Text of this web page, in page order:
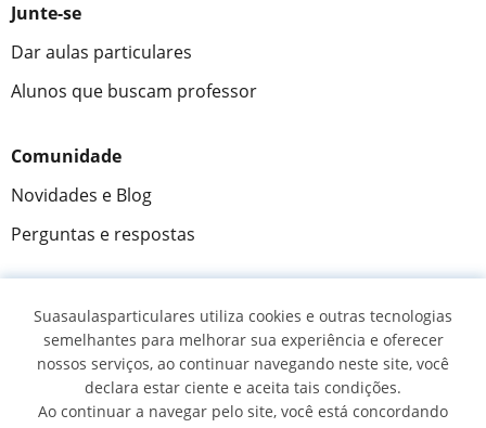
Junte-se
Dar aulas particulares
Alunos que buscam professor
Comunidade
Novidades e Blog
Perguntas e respostas
Fantástica★★★★★ 9,5/10
305915 opiniões de alunos
Suasaulasparticulares utiliza cookies e outras tecnologias
semelhantes para melhorar sua experiência e oferecer
nossos serviços, ao continuar navegando neste site, você
declara estar ciente e aceita tais condições.
Ao continuar a navegar pelo site, você está concordando